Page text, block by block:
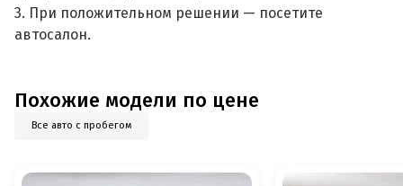
3. При положительном решении — посетите
автосалон.
Похожие модели по цене
Все авто с пробегом